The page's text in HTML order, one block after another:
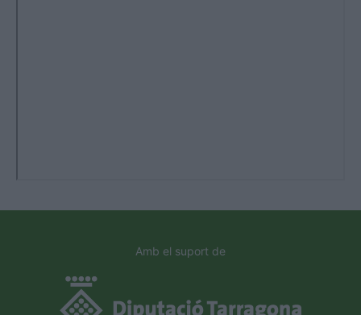
Amb el suport de